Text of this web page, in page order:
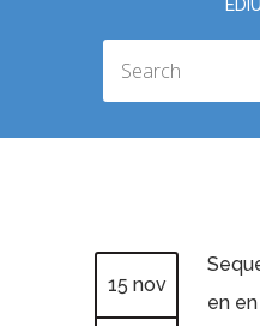
15 nov
en